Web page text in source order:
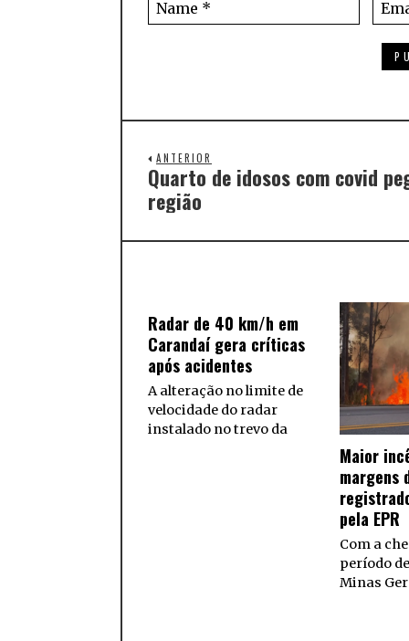
ANTERIOR
Quarto de idosos com covid
região
Radar de 40 km/h em
Carandaí gera críticas
após acidentes
A alteração no limite de
velocidade do radar
instalado no trevo da
Maior
margens
pela EPR
Com a
período
Minas